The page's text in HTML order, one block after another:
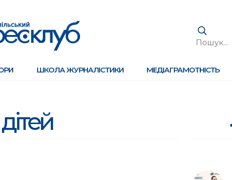
ШКОЛА ЖУРНАЛІСТИКИ МЕДІАГРАМОТНІСТЬ